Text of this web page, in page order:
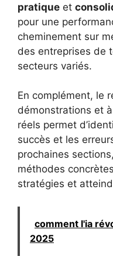
pratique et
pour une
cheminement sur
des entreprises de
secteurs variés.
En complément, le
démonstrations et
réels permet
succès et les
prochaines
méthodes
stratégies et
comment l'ia
2025